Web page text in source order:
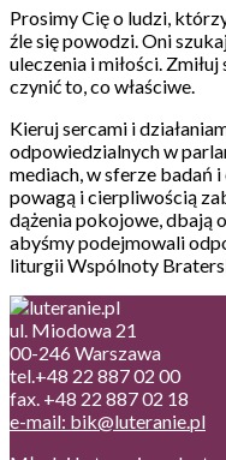
Prosimy Cię o ludzi,
źle się powodzi. Oni
uleczenia i miłości.
czynić to, co właściwe.
Kieruj sercami i
odpowiedzialnych w
mediach, w sferze badań
powagą i cierpliwością
dążenia pokojowe, dbają
abyśmy podejmowali
liturgii Wspólnoty
ul. Miodowa 21
00-246 Warszawa
tel.+48 22 887 02 00
fax. +48 22 887 02 18
e-mail: bik@luteranie.pl